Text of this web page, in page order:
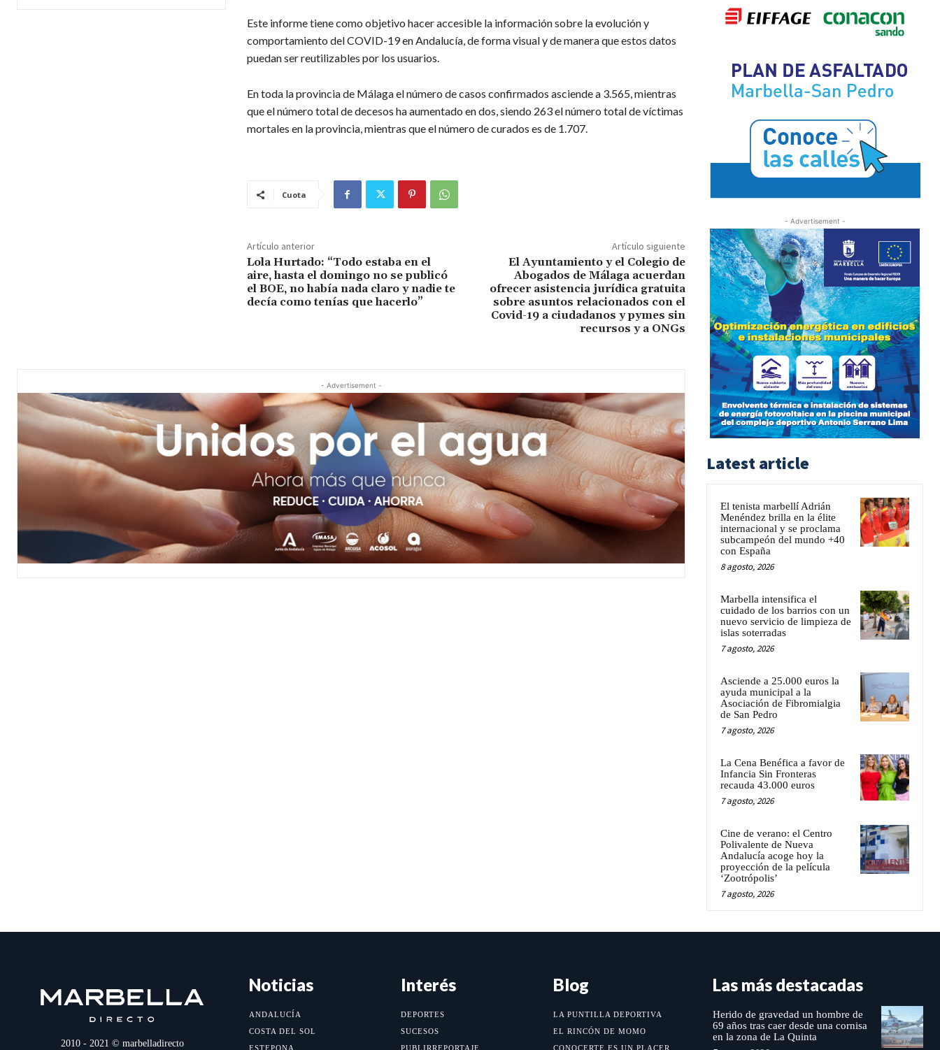
Este informe tiene como objetivo hacer accesible la información sobre la evolución y
comportamiento del COVID-19 en Andalucía, de forma visual y de manera que estos datos
puedan ser reutilizables por los usuarios.
En toda la provincia de Málaga el número de casos confirmados asciende a 3.565, mientras
que el número total de decesos ha aumentado en dos, siendo 263 el número total de víctimas
mortales en la provincia, mientras que el número de curados es de 1.707.
Cuota
Artículo anterior
Lola Hurtado: “Todo estaba en el
aire, hasta el domingo no se publicó
el BOE, no había nada claro y nadie te
decía como tenías que hacerlo”
Artículo siguiente
El Ayuntamiento y el Colegio de
Abogados de Málaga acuerdan
ofrecer asistencia jurídica gratuita
sobre asuntos relacionados con el
Covid-19 a ciudadanos y pymes sin
recursos y a ONGs
- Advertisement -
- Advertisement -
Latest article
El tenista marbellí Adrián
Menéndez brilla en la élite
internacional y se proclama
subcampeón del mundo +40
con España
8 agosto, 2026
Marbella intensifica el
cuidado de los barrios con un
nuevo servicio de limpieza de
islas soterradas
7 agosto, 2026
Asciende a 25.000 euros la
ayuda municipal a la
Asociación de Fibromialgia
de San Pedro
7 agosto, 2026
La Cena Benéfica a favor de
Infancia Sin Fronteras
recauda 43.000 euros
7 agosto, 2026
Cine de verano: el Centro
Polivalente de Nueva
Andalucía acoge hoy la
proyección de la película
‘Zootrópolis’
7 agosto, 2026
2010 - 2021 © marbelladirecto
Noticias
ANDALUCÍA
COSTA DEL SOL
ESTEPONA
Interés
DEPORTES
SUCESOS
PUBLIRREPORTAJE
Blog
LA PUNTILLA DEPORTIVA
EL RINCÓN DE MOMO
CONOCERTE ES UN PLACER
Las más destacadas
Herido de gravedad un hombre de
69 años tras caer desde una cornisa
en la zona de La Quinta